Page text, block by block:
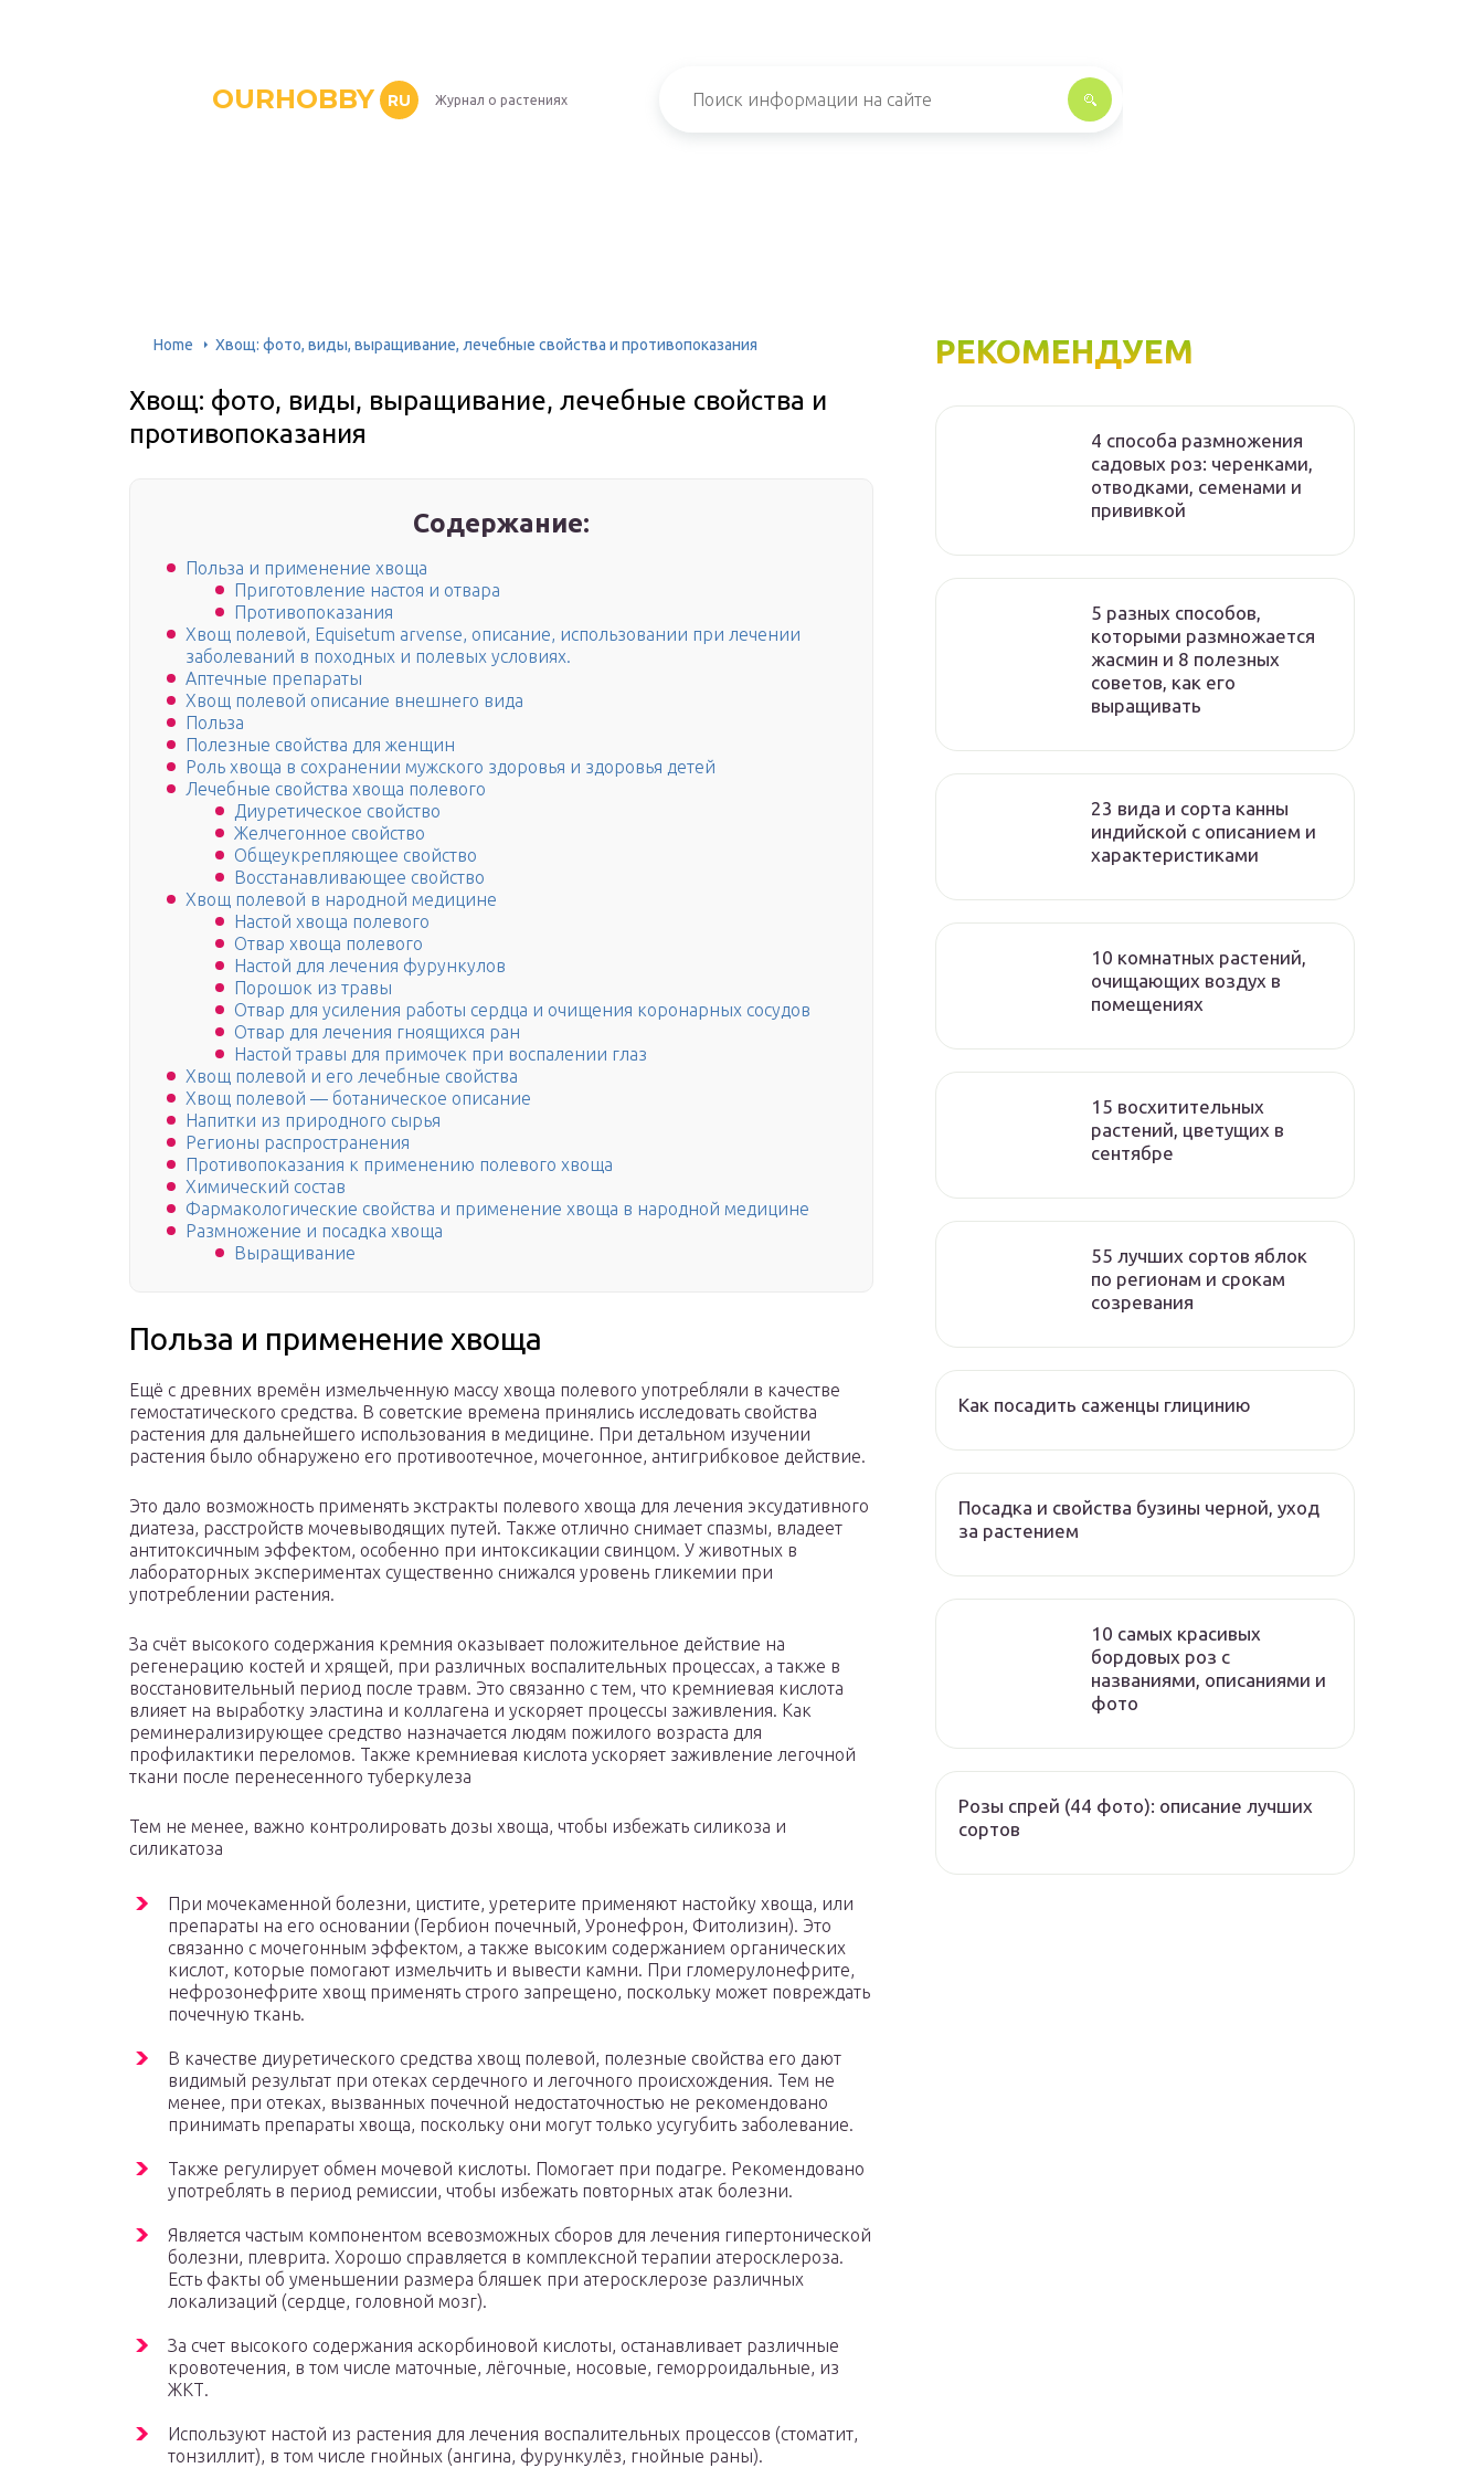
OURHOBBY RU Журнал о растениях
Home Хвощ: фото, виды, выращивание, лечебные свойства и противопоказания
Хвощ: фото, виды, выращивание, лечебные свойства и
противопоказания
Содержание:
Польза и применение хвоща
Приготовление настоя и отвара
Противопоказания
Хвощ полевой, Equisetum arvense, описание, использовании при лечении
заболеваний в походных и полевых условиях.
Аптечные препараты
Хвощ полевой описание внешнего вида
Польза
Полезные свойства для женщин
Роль хвоща в сохранении мужского здоровья и здоровья детей
Лечебные свойства хвоща полевого
Диуретическое свойство
Желчегонное свойство
Общеукрепляющее свойство
Восстанавливающее свойство
Хвощ полевой в народной медицине
Настой хвоща полевого
Отвар хвоща полевого
Настой для лечения фурункулов
Порошок из травы
Отвар для усиления работы сердца и очищения коронарных сосудов
Отвар для лечения гноящихся ран
Настой травы для примочек при воспалении глаз
Хвощ полевой и его лечебные свойства
Хвощ полевой — ботаническое описание
Напитки из природного сырья
Регионы распространения
Противопоказания к применению полевого хвоща
Химический состав
Фармакологические свойства и применение хвоща в народной медицине
Размножение и посадка хвоща
Выращивание
Польза и применение хвоща
Ещё с древних времён измельченную массу хвоща полевого употребляли в качестве
гемостатического средства. В советские времена принялись исследовать свойства
растения для дальнейшего использования в медицине. При детальном изучении
растения было обнаружено его противоотечное, мочегонное, антигрибковое действие.
Это дало возможность применять экстракты полевого хвоща для лечения эксудативного
диатеза, расстройств мочевыводящих путей. Также отлично снимает спазмы, владеет
антитоксичным эффектом, особенно при интоксикации свинцом. У животных в
лабораторных экспериментах существенно снижался уровень гликемии при
употреблении растения.
За счёт высокого содержания кремния оказывает положительное действие на
регенерацию костей и хрящей, при различных воспалительных процессах, а также в
восстановительный период после травм. Это связанно с тем, что кремниевая кислота
влияет на выработку эластина и коллагена и ускоряет процессы заживления. Как
реминерализирующее средство назначается людям пожилого возраста для
профилактики переломов. Также кремниевая кислота ускоряет заживление легочной
ткани после перенесенного туберкулеза
Тем не менее, важно контролировать дозы хвоща, чтобы избежать силикоза и
силикатоза
При мочекаменной болезни, цистите, уретерите применяют настойку хвоща, или
препараты на его основании (Гербион почечный, Уронефрон, Фитолизин). Это
связанно с мочегонным эффектом, а также высоким содержанием органических
кислот, которые помогают измельчить и вывести камни. При гломерулонефрите,
нефрозонефрите хвощ применять строго запрещено, поскольку может повреждать
почечную ткань.
В качестве диуретического средства хвощ полевой, полезные свойства его дают
видимый результат при отеках сердечного и легочного происхождения. Тем не
менее, при отеках, вызванных почечной недостаточностью не рекомендовано
принимать препараты хвоща, поскольку они могут только усугубить заболевание.
Также регулирует обмен мочевой кислоты. Помогает при подагре. Рекомендовано
употреблять в период ремиссии, чтобы избежать повторных атак болезни.
Является частым компонентом всевозможных сборов для лечения гипертонической
болезни, плеврита. Хорошо справляется в комплексной терапии атеросклероза.
Есть факты об уменьшении размера бляшек при атеросклерозе различных
локализаций (сердце, головной мозг).
За счет высокого содержания аскорбиновой кислоты, останавливает различные
кровотечения, в том числе маточные, лёгочные, носовые, геморроидальные, из
ЖКТ.
Используют настой из растения для лечения воспалительных процессов (стоматит,
тонзиллит), в том числе гнойных (ангина, фурункулёз, гнойные раны).
РЕКОМЕНДУЕМ
4 способа размножения
садовых роз: черенками,
отводками, семенами и
прививкой
5 разных способов,
которыми размножается
жасмин и 8 полезных
советов, как его
выращивать
23 вида и сорта канны
индийской с описанием и
характеристиками
10 комнатных растений,
очищающих воздух в
помещениях
15 восхитительных
растений, цветущих в
сентябре
55 лучших сортов яблок
по регионам и срокам
созревания
Как посадить саженцы глицинию
Посадка и свойства бузины черной, уход
за растением
10 самых красивых
бордовых роз с
названиями, описаниями и
фото
Розы спрей (44 фото): описание лучших
сортов